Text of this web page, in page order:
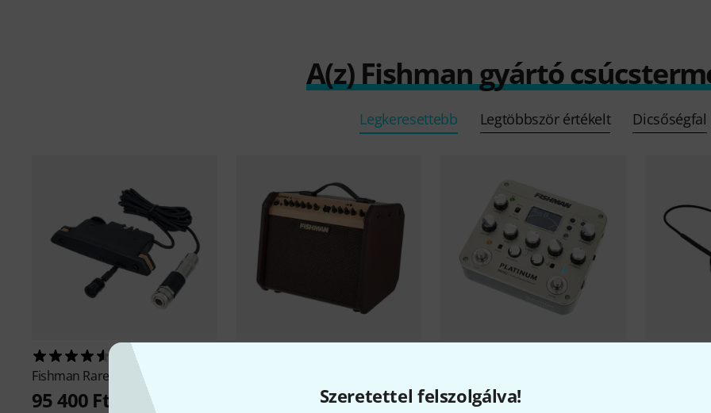
Szeretettel felszolgálva!
A(z) Fishman gyártó
Legkeresettebb Legtöbbször értékelt Dicsőségfal
160
Fishman Rare Earth Mic Blend
95 400 Ft 117 000 Ft